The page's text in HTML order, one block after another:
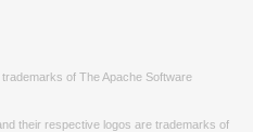
of The Apache Software
their respective logos are trademarks of